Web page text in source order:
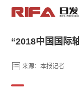
“2018中国国际
来源：本报记者